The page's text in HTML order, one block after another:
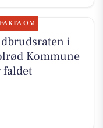
FAKTA OM
i
Kommune
faldet